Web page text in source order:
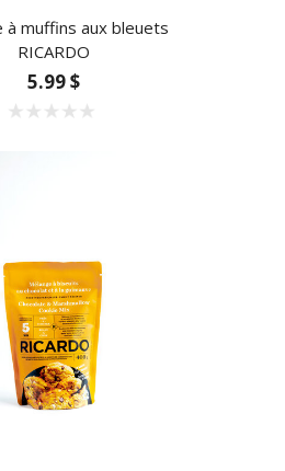
à muffins aux bleuets
RICARDO
5.99 $